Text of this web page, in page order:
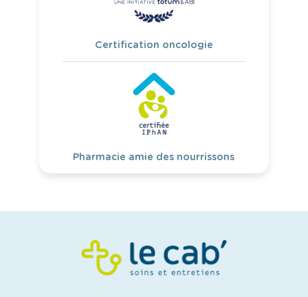
Certification oncologie
Pharmacie amie des nourrissons